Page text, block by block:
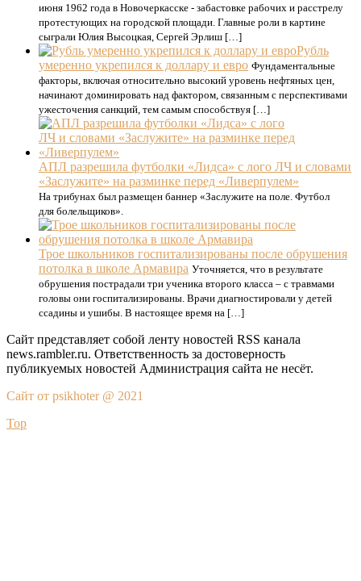
июня 1962 года в Новочеркасске - забастовке рабочих и расстрелу
протестующих на городской площади. Главные роли в картине
сыграли Юлия Высоцкая, Сергей Эрлиш […]
Рубль
умеренно укрепился к доллару и евро Фундаментальные
факторы, включая относительно высокий уровень нефтяных цен,
начинают доминировать над фактором, связанным с перспективами
ужесточения санкций, тем самым способствуя […]
АПЛ разрешила футболки «Лидса» с лого ЛЧ и словами
«Заслужите» на разминке перед «Ливерпулем»
На трибунах был размещен баннер «Заслужите на поле. Футбол
для болельщиков».
Трое школьников госпитализированы после обрушения
потолка в школе Армавира Уточняется, что в результате
обрушения пострадали три ученика второго класса – с травмами
головы они госпитализированы. Врачи диагностировали у детей
ссадины и ушибы. В настоящее время на […]
Сайт представляет собой ленту новостей RSS канала
news.rambler.ru. Ответственность за достоверность
публикуемых новостей Администрация сайта не несёт.
Сайт от psikhoter @ 2021
Top